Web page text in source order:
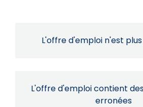
L'offre d'emploi n'est
L'offre d'emploi contient
erronées